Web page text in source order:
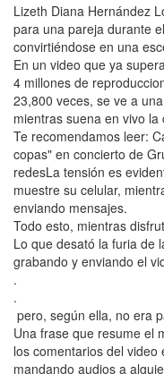
Lizeth Diana Hernández
para una pareja durante
convirtiéndose en una
En un video que ya
4 millones de
23,800 veces, se ve a
mientras suena en vivo
Te recomendamos leer:
copas" en concierto de
redesLa tensión es
muestre su celular,
enviando mensajes.
Todo esto, mientras
Lo que desató la furia de
grabando y enviando el
.
.
pero, según ella, no era
Una frase que resume el
los comentarios del video
mandando audios a